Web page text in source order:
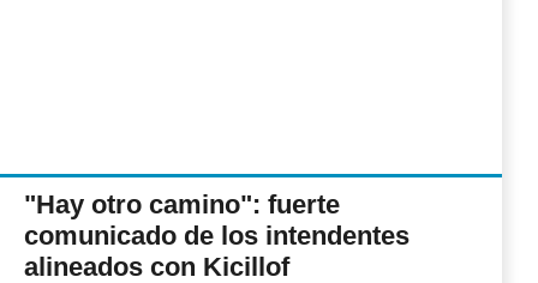
"Hay otro camino": fuerte
comunicado de los intendentes
alineados con Kicillof